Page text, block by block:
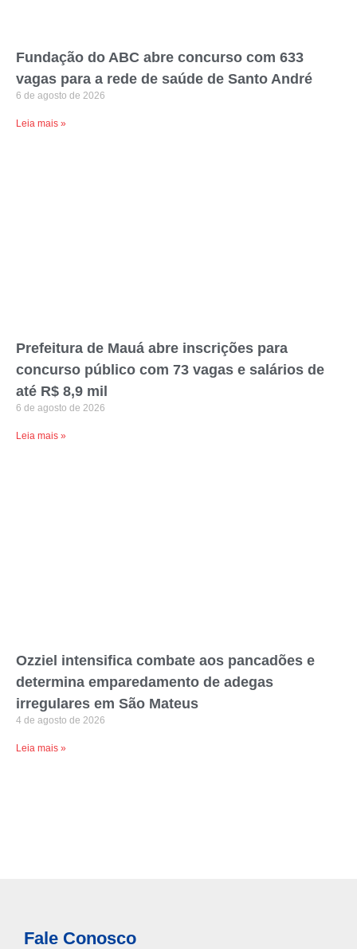
Fundação do ABC abre concurso com 633
vagas para a rede de saúde de Santo André
6 de agosto de 2026
Leia mais »
Prefeitura de Mauá abre inscrições para
concurso público com 73 vagas e salários de
até R$ 8,9 mil
6 de agosto de 2026
Leia mais »
Ozziel intensifica combate aos pancadões e
determina emparedamento de adegas
irregulares em São Mateus
4 de agosto de 2026
Leia mais »
Fale Conosco